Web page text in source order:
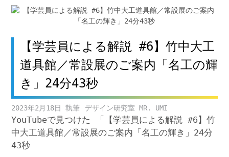
【学芸員による解説 #6】竹中大工
道具館／常設展のご案内「名工の輝
き」24分43秒
2023年2月18日 デザイン研究室 MR. UMI
YouTubeで見つけた 「【学芸員による解説 #6】竹
中大工道具館／常設展のご案内「名工の輝き」24分
43秒